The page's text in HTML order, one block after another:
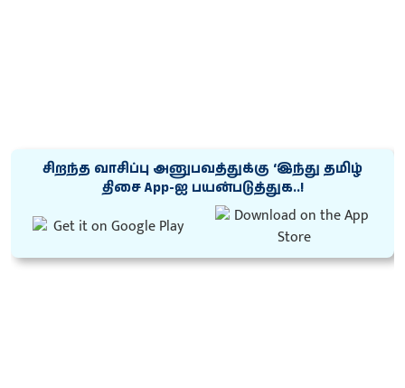
சிறந்த வாசிப்பு அனுபவத்துக்கு ‘இந்து தமிழ்
திசை App-ஐ பயன்படுத்துக..!